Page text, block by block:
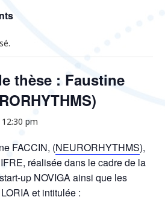
thèse : Faustine
12:30 pm
FACCIN, (NEURORHYTHMS),
réalisée dans le cadre de la
up NOVIGA ainsi que les
et intitulée :